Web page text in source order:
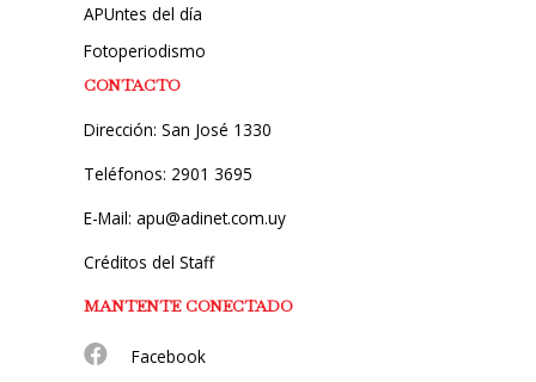
APUntes del día
Fotoperiodismo
CONTACTO
Dirección: San José 1330
Teléfonos: 2901 3695
E-Mail: apu@adinet.com.uy
Créditos del Staff
MANTENTE CONECTADO
Facebook